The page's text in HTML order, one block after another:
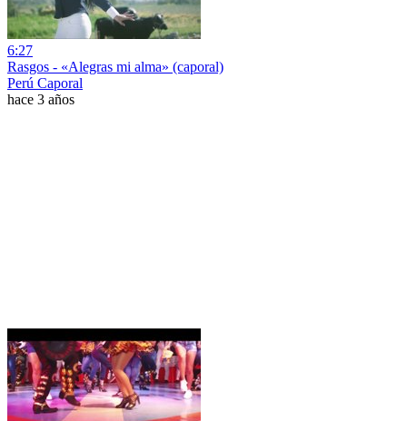
6:27
Rasgos - «Alegras mi alma» (caporal)
Perú Caporal
hace 3 años